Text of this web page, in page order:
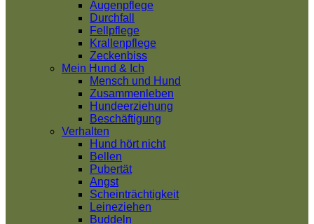
Augenpflege
Durchfall
Fellpflege
Krallenpflege
Zeckenbiss
Mein Hund & Ich
Mensch und Hund
Zusammenleben
Hundeerziehung
Beschäftigung
Verhalten
Hund hört nicht
Bellen
Pubertät
Angst
Scheinträchtigkeit
Leineziehen
Buddeln